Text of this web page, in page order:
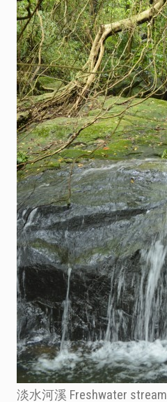
淡水河溪 Freshwater stream